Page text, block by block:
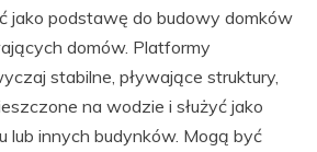
jako podstawę do budowy domków
domów. Platformy
stabilne, pływające struktury,
na wodzie i służyć jako
lub innych budynków. Mogą być